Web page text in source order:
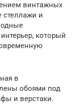
винтажных
и
который
в
обоями под
и верстаки.